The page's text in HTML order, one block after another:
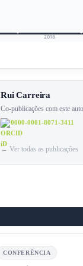
2018
Rui Carreira
Co-publicações com este
0000-0001-8071-3411
← Ver todas as publicações
CONFERÊNCIA